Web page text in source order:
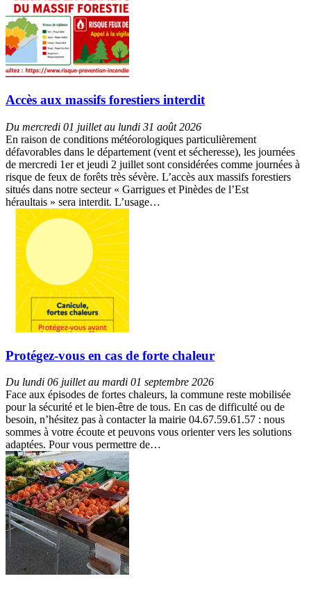
Accès aux massifs forestiers interdit
Du mercredi 01 juillet au lundi 31 août 2026
En raison de conditions météorologiques particulièrement
défavorables dans le département (vent et sécheresse), les journées
de mercredi 1er et jeudi 2 juillet sont considérées comme journées à
risque de feux de forêts très sévère. L’accès aux massifs forestiers
situés dans notre secteur « Garrigues et Pinèdes de l’Est
héraultais » sera interdit. L’usage…
Protégez-vous en cas de forte chaleur
Du lundi 06 juillet au mardi 01 septembre 2026
Face aux épisodes de fortes chaleurs, la commune reste mobilisée
pour la sécurité et le bien-être de tous. En cas de difficulté ou de
besoin, n’hésitez pas à contacter la mairie 04.67.59.61.57 : nous
sommes à votre écoute et peuvons vous orienter vers les solutions
adaptées. Pour vous permettre de…